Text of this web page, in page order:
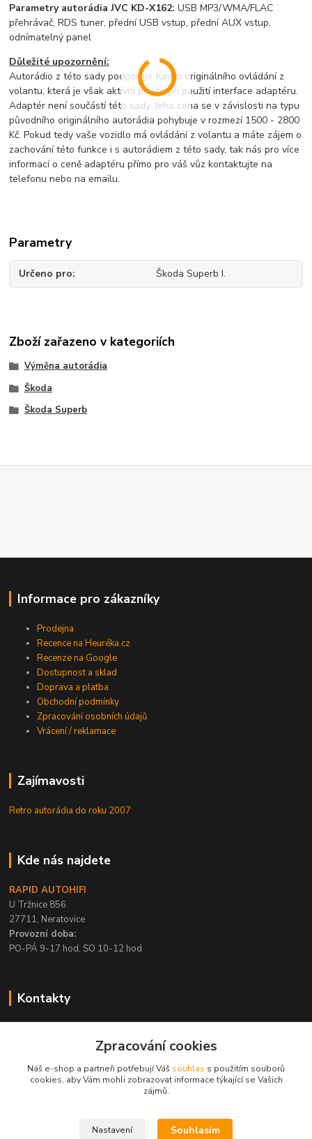
Parametry autorádia JVC KD-X162:USB MP3/WMA/FLAC
přehrávač, RDS tuner, přední USB vstup, přední AUX vstup,
odnímatelný panel
Důležité upozornění:
Autorádio z této sady podporuje funkci originálního ovládání z
volantu, která je však aktivní pouze při použití interface adaptéru.
Adaptér není součástí této sady. Jeho cena se v závislosti na typu
původního originálního autorádia pohybuje v rozmezí 1500 - 2800
Kč. Pokud tedy vaše vozidlo má ovládání z volantu a máte zájem o
zachování této funkce i s autorádiem z této sady, tak nás pro více
informací o ceně adaptéru přímo pro váš vůz kontaktujte na
telefonu nebo na emailu.
Parametry
Určeno pro Škoda Superb I.
Zboží zařazeno v kategoriích
Výměna autorádia
Škoda
Škoda Superb
Informace pro zákazníky
Prodejna
Recence na Heuréka.cz
Recenze na Google
Dostupnost a sklad
Doprava a platba
Obchodní podmínky
Zpracování osobních údajů
Vrácení / reklamace
Zajímavosti
Retro autorádia do roku 2007
Kde nás najdete
RAPID AUTOHIFI
U Tržnice 856
27711, Neratovice
Provozní doba:
PO-PÁ 9-17 hod, SO 10-12 hod
Kontakty
PO-PÁ / 9-17 hod, SO 10-12 hod
info@rapid-autohifi.com
Zpracování cookies
Náš e-shop a partneři potřebují Váš souhlas s použitím souborů
cookies, aby Vám mohli zobrazovat informace týkající se Vašich
zájmů.
Nastavení Souhlasím